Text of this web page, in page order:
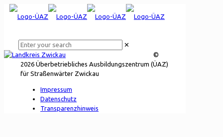
✕
©
2026 Überbetriebliches Ausbildungszentrum (ÜAZ)
für Straßenwärter Zwickau
Impressum
Datenschutz
Transparenzhinweis